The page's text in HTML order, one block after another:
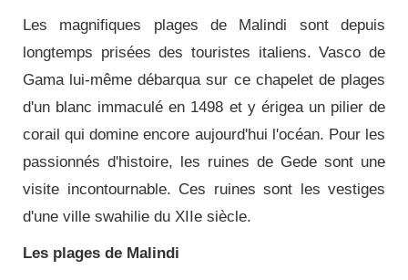
Les magnifiques plages de Malindi sont depuis
longtemps prisées des touristes italiens. Vasco de
Gama lui-même débarqua sur ce chapelet de plages
d'un blanc immaculé en 1498 et y érigea un pilier de
corail qui domine encore aujourd'hui l'océan. Pour les
passionnés d'histoire, les ruines de Gede sont une
visite incontournable. Ces ruines sont les vestiges
d'une ville swahilie du XIIe siècle.
Les plages de Malindi